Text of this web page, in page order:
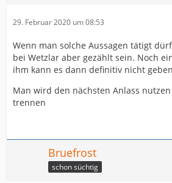
29. Februar 2020 um 08:53
Wenn man solche Aussagen tätigt
bei Wetzlar aber gezählt sein. Noch
ihm kann es dann definitiv nicht
Man wird den nächsten Anlass
trennen
Bruefrost
schon süchtig